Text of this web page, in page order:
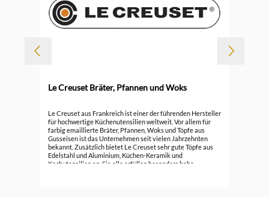
Le Creuset Bräter, Pfannen und Woks
Le Creuset aus Frankreich ist einer der führenden Hersteller
für hochwertige Küchenutensilien weltweit. Vor allem für
farbig emaillierte Bräter, Pfannen, Woks und Töpfe aus
Gusseisen ist das Unternehmen seit vielen Jahrzehnten
bekannt. Zusätzlich bietet Le Creuset sehr gute Töpfe aus
Edelstahl und Aluminium, Küchen-Keramik und
Kochutensilien an. Sie alle erfüllen besonders hohe